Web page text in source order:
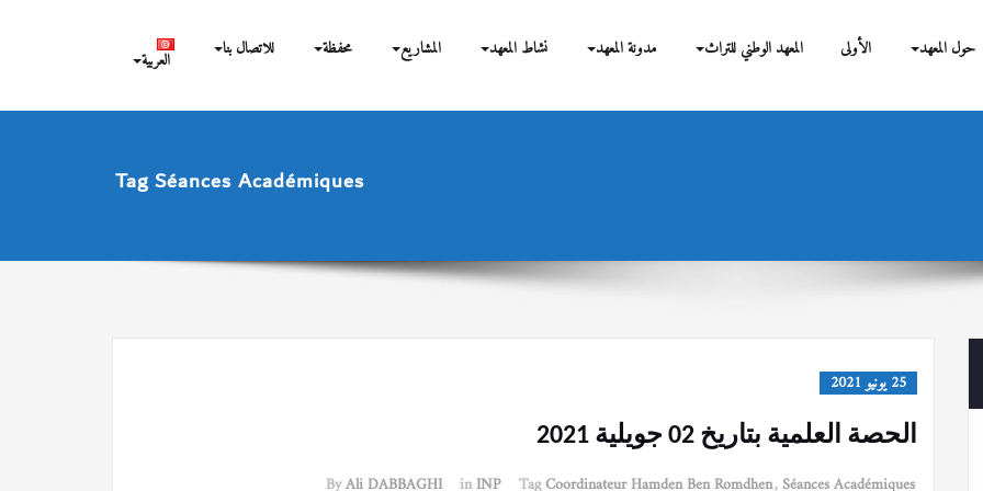
حول المعهد الأولى المعهد الوطني للتراث مدونة المعهد نشاط المعهد المشاريع محفظة للاتصال بنا العربية
Tag Séances Académiques
25 يونيو 2021
الحصة العلمية بتاريخ 02 جويلية 2021